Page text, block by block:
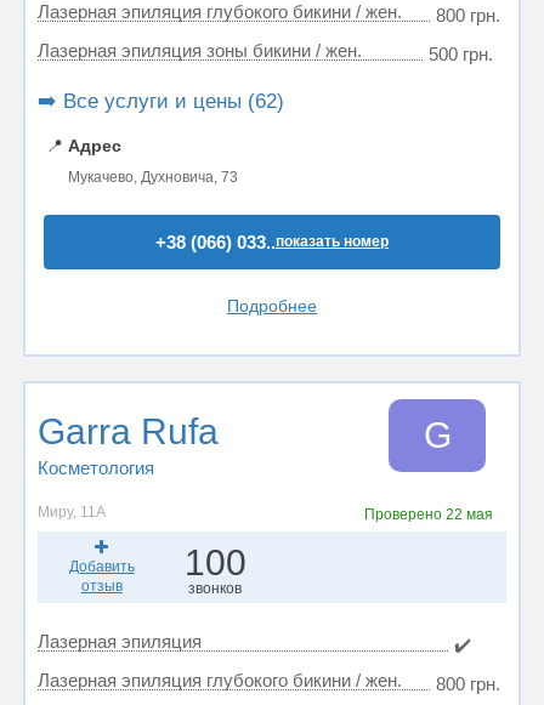
Лазерная эпиляция глубокого бикини / жен.
800 грн.
Лазерная эпиляция зоны бикини / жен.
500 грн.
➡️ Все услуги и цены (62)
📍 Адрес
Мукачево, Духновича, 73
+38 (066) 033..показать номер
Подробнее
Garra Rufa
Косметология
G
Миру, 11А Проверено 22 мая
Добавить
отзыв
100
звонков
Лазерная эпиляция
✔️
Лазерная эпиляция глубокого бикини / жен.
800 грн.